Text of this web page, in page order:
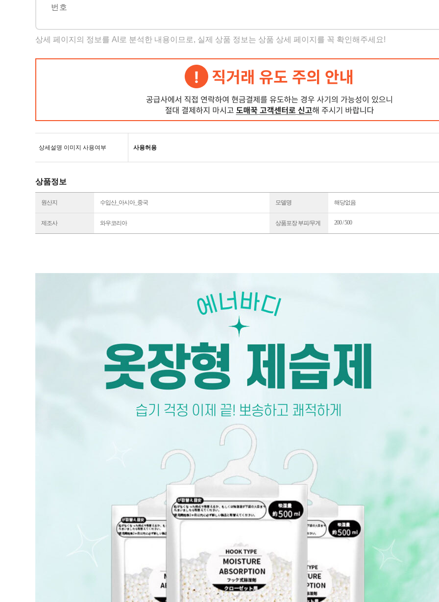
번호
상세 페이지의 정보를 AI로 분석한 내용이므로, 실제 상품 정보는 상품 상세 페이지를 꼭 확인해주세요!
상세설명 이미지 사용여부 사용허용
상품정보
원산지 수입산_아시아_중국 모델명 해당없음
제조사 와우코리아 상품포장 부피/무게 200 / 500